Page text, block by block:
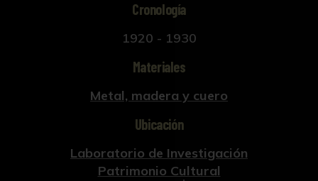
Cronología
1920 - 1930
Materiales
Metal, madera y cuero
Ubicación
Laboratorio de Investigación
Patrimonio Cultural